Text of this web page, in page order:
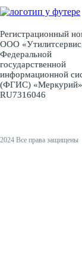
Регистрационный
ООО
Федеральной
государственной
информационной
(ФГИС)
RU7316046
2024 Все права защищены